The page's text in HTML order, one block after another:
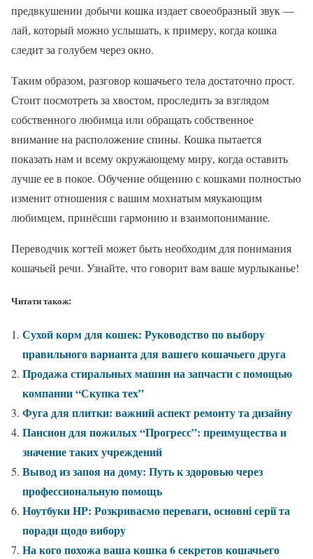
предвкушении добычи кошка издает своеобразный звук —
лай, который можно услышать, к примеру, когда кошка
следит за голубем через окно.
Таким образом, разговор кошачьего тела достаточно прост.
Стоит посмотреть за хвостом, проследить за взглядом
собственного любимца или обращать собственное
внимание на расположение спины. Кошка пытается
показать нам и всему окружающему миру, когда оставить
лучше ее в покое. Обучение общению с кошками полностью
изменит отношения с вашим мохнатым мяукающим
любимцем, принёсши гармонию и взаимопонимание.
Переводчик когтей может быть необходим для понимания
кошачьей речи. Узнайте, что говорит вам ваше мурлыканье!
Читати також:
Сухой корм для кошек: Руководство по выбору
правильного варианта для вашего кошачьего друга
Продажа стиральных машин на запчасти с помощью
компании “Скупка тех”
Фуга для плитки: важний аспект ремонту та дизайну
Пансион для пожилых “Прогресс”: преимущества и
значение таких учреждений
Вывод из запоя на дому: Путь к здоровью через
профессиональную помощь
Ноутбуки HP: Розкриваємо переваги, основні серії та
поради щодо вибору
На кого похожа ваша кошка 6 секретов кошачьего